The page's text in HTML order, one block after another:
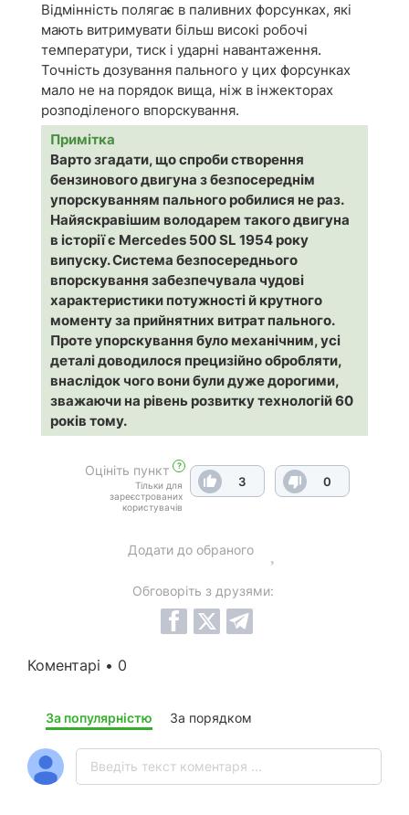
Відмінність полягає в паливних форсунках, які
мають витримувати більш високі робочі
температури, тиск і ударні навантаження.
Точність дозування пального у цих форсунках
мало не на порядок вища, ніж в інжекторах
розподіленого впорскування.
Примітка
Варто згадати, що спроби створення
бензинового двигуна з безпосереднім
упорскуванням пального робилися не раз.
Найяскравішим володарем такого двигуна
в історії є Mercedes 500 SL 1954 року
випуску. Система безпосереднього
впорскування забезпечувала чудові
характеристики потужності й крутного
моменту за прийнятних витрат пального.
Проте упорскування було механічним, усі
деталі доводилося прецизійно обробляти,
внаслідок чого вони були дуже дорогими,
зважаючи на рівень розвитку технологій 60
років тому.
Оцініть пункт ?
Тільки для
зареєстрованих
користувачів
3 0
Додати до обраного
Обговоріть з друзями:
Коментарі • 0
За популярністю За порядком